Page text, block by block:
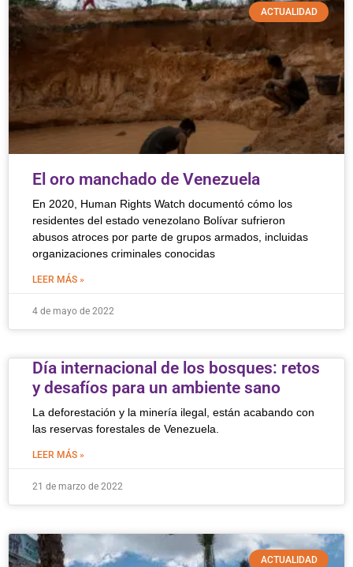
ACTUALIDAD
El oro manchado de Venezuela
En 2020, Human Rights Watch documentó cómo los
residentes del estado venezolano Bolívar sufrieron
abusos atroces por parte de grupos armados, incluidas
organizaciones criminales conocidas
LEER MÁS »
4 de mayo de 2022
Día internacional de los bosques: retos
y desafíos para un ambiente sano
La deforestación y la minería ilegal, están acabando con
las reservas forestales de Venezuela.
LEER MÁS »
21 de marzo de 2022
ACTUALIDAD